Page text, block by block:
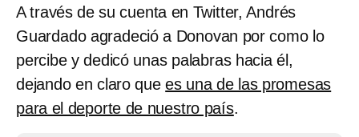
A través de su cuenta en Twitter, Andrés
Guardado agradeció a Donovan por como lo
percibe y dedicó unas palabras hacia él,
dejando en claro quees una de las promesas
para el deporte de nuestro país.